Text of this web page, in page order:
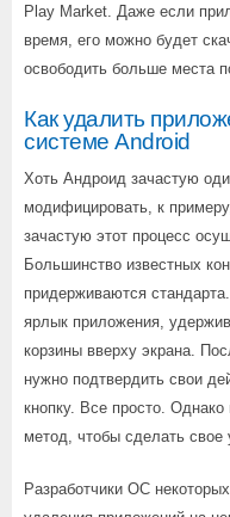
Play Market. Даже если
время, его можно будет
освободить больше места
Как удалить
системе Android
Хоть Андроид зачастую
модифицировать, к
зачастую этот процесс
Большинство известных
придерживаются
ярлык приложения,
корзины вверху экрана.
нужно подтвердить свои
кнопку. Все просто. Однако
метод, чтобы сделать свое
Разработчики ОС